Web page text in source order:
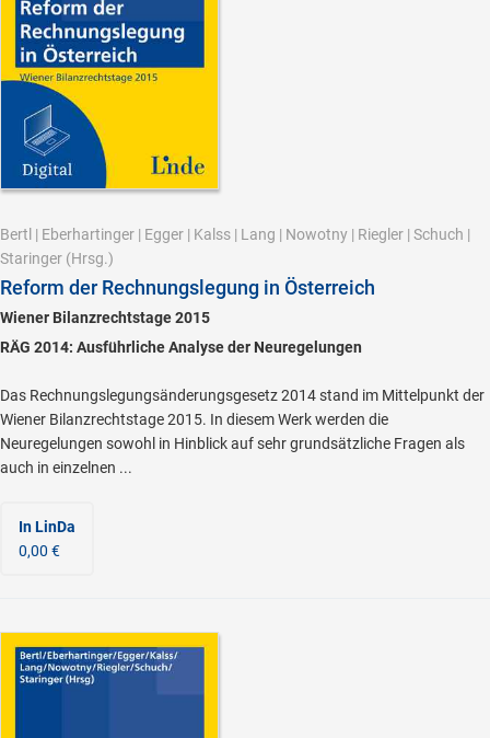
Bertl | Eberhartinger | Egger | Kalss | Lang | Nowotny | Riegler | Schuch |
Staringer (Hrsg.)
Reform der Rechnungslegung in Österreich
Wiener Bilanzrechtstage 2015
RÄG 2014: Ausführliche Analyse der Neuregelungen
Das Rechnungslegungsänderungsgesetz 2014 stand im Mittelpunkt der
Wiener Bilanzrechtstage 2015. In diesem Werk werden die
Neuregelungen sowohl in Hinblick auf sehr grundsätzliche Fragen als
auch in einzelnen ...
In LinDa
0,00 €